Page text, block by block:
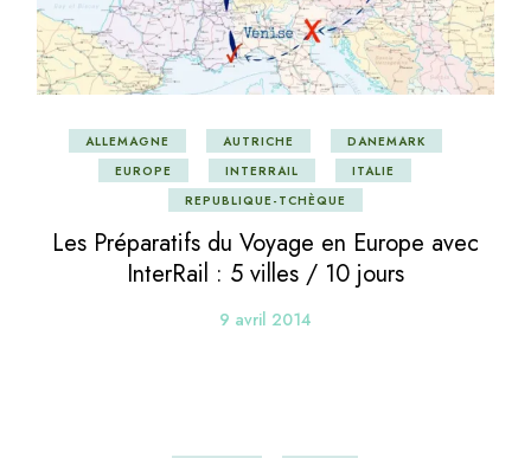
ALLEMAGNE AUTRICHE
DANEMARK
EUROPE
INTERRAIL
ITALIE
REPUBLIQUE-TCHÈQUE
Les Préparatifs du Voyage en Europe avec
InterRail : 5 villes / 10 jours
9 avril 2014